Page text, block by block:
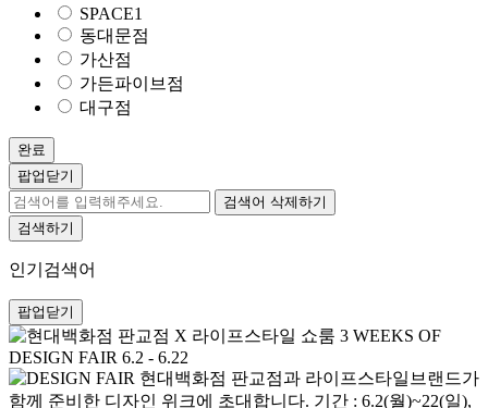
SPACE1
동대문점
가산점
가든파이브점
대구점
완료
팝업닫기
검색어 삭제하기
검색하기
인기검색어
팝업닫기